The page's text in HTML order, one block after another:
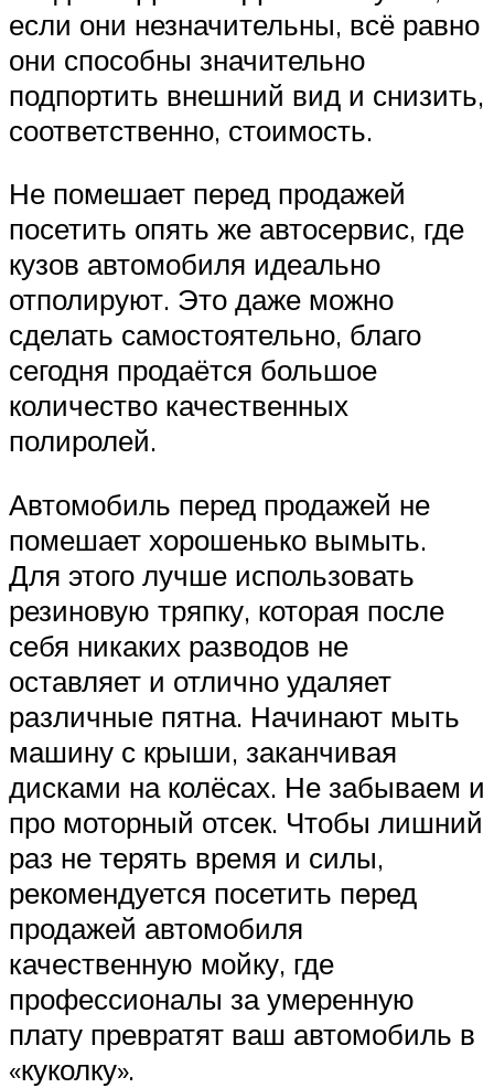
если они незначительны, всё равно
они способны значительно
подпортить внешний вид и снизить,
соответственно, стоимость.
Не помешает перед продажей
посетить опять же автосервис, где
кузов автомобиля идеально
отполируют. Это даже можно
сделать самостоятельно, благо
сегодня продаётся большое
количество качественных
полиролей.
Автомобиль перед продажей не
помешает хорошенько вымыть.
Для этого лучше использовать
резиновую тряпку, которая после
себя никаких разводов не
оставляет и отлично удаляет
различные пятна. Начинают мыть
машину с крыши, заканчивая
дисками на колёсах. Не забываем и
про моторный отсек. Чтобы лишний
раз не терять время и силы,
рекомендуется посетить перед
продажей автомобиля
качественную мойку, где
профессионалы за умеренную
плату превратят ваш автомобиль в
«куколку».